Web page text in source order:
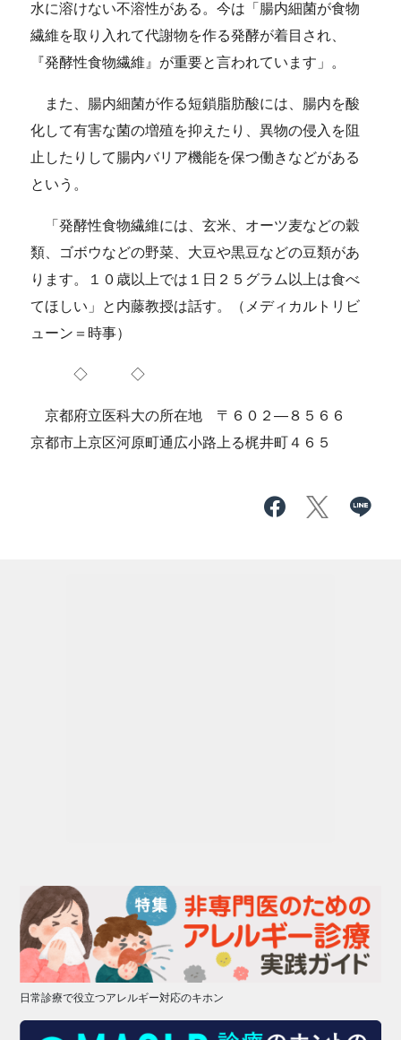
水に溶けない不溶性がある。今は「腸内細菌が食物
繊維を取り入れて代謝物を作る発酵が着目され、
『発酵性食物繊維』が重要と言われています」。
また、腸内細菌が作る短鎖脂肪酸には、腸内を酸
化して有害な菌の増殖を抑えたり、異物の侵入を阻
止したりして腸内バリア機能を保つ働きなどがある
という。
「発酵性食物繊維には、玄米、オーツ麦などの穀
類、ゴボウなどの野菜、大豆や黒豆などの豆類があ
ります。１０歳以上では１日２５グラム以上は食べ
てほしい」と内藤教授は話す。（メディカルトリビ
ューン＝時事）
◇ ◇
京都府立医科大の所在地 〒６０２―８５６６
京都市上京区河原町通広小路上る梶井町４６５
日常診療で役立つアレルギー対応のキホン